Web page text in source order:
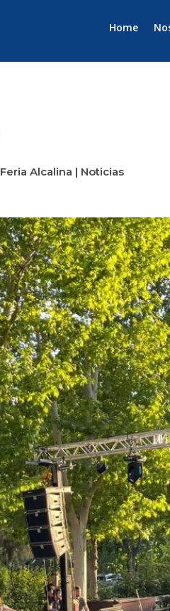
Home
Feria Alcalina | Noticias